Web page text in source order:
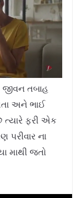
જીવન તબાહ
અને ભાઈ
ત્યારે ફરી એક
ના
માથી જતો